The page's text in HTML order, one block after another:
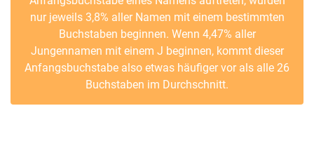
nur jeweils 3,8% aller Namen mit einem bestimmten
Buchstaben beginnen. Wenn 4,47% aller
Jungennamen mit einem J beginnen, kommt dieser
Anfangsbuchstabe also etwas häufiger vor als alle 26
Buchstaben im Durchschnitt.